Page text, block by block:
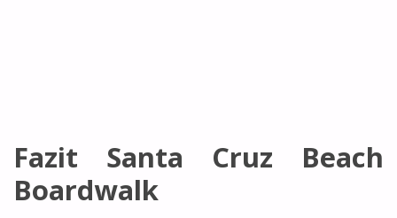
Fazit Santa Cruz Beach
Boardwalk